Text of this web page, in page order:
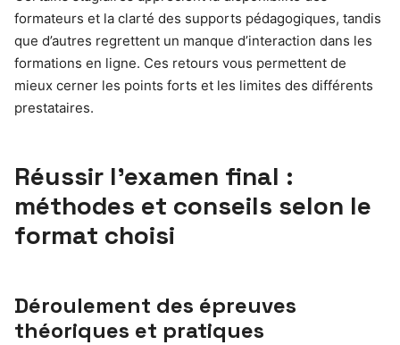
formateurs et la clarté des supports pédagogiques, tandis
que d’autres regrettent un manque d’interaction dans les
formations en ligne. Ces retours vous permettent de
mieux cerner les points forts et les limites des différents
prestataires.
Réussir l’examen final :
méthodes et conseils selon le
format choisi
Déroulement des épreuves
théoriques et pratiques